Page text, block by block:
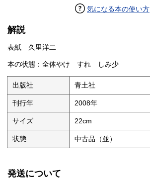
気になる本の使い方
解説
表紙 久里洋二
本の状態：全体やけ すれ しみ少
出版社 青土社
刊行年 2008年
サイズ 22cm
状態 中古品（並）
発送について